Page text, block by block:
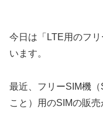
今日は「LTE用のフ
います。
最近、フリーSIM機
こと）用のSIMの販